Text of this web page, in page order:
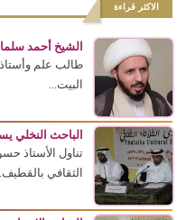
الاكثر قراءة
الشيخ أحمد
طالب علم
البيت...
الباحث النخلي
تناول الأستاذ
الثقافي